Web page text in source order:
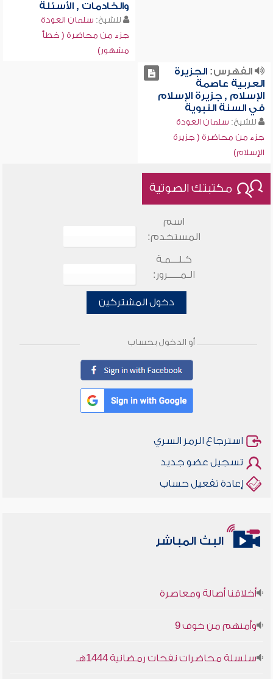
والخادمات , الأسئلة
للشيخ: سلمان العودة
جزء من محاضرة ( خطأ
مشهور)
الفهرس:الجزيرة
العربية عاصمة
الإسلام , جزيرة الإسلام
في السنة النبوية
للشيخ: سلمان العودة
جزء من محاضرة ( جزيرة
الإسلام)
مكتبتك الصوتية
اسم
المستخدم:
كـلـــمـة
الـمـــــرور:
دخول المشتركين
أو الدخول بحساب
استرجاع الرمز السري
تسجيل عضو جديد
إعادة تفعيل حساب
البث المباشر
أخلاقنا أصالة ومعاصرة
وأمنهم من خوف 9
سلسلة محاضرات نفحات رمضانية 1444هـ